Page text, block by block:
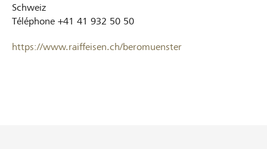
Schweiz
Téléphone +41 41 932 50 50
https://www.raiffeisen.ch/beromuenster